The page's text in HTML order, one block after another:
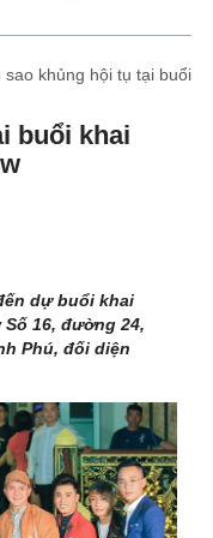
sao khủng hội tụ tại buổi
buổi khai
dự buổi khai
16, đường 24,
Phú, đối diện